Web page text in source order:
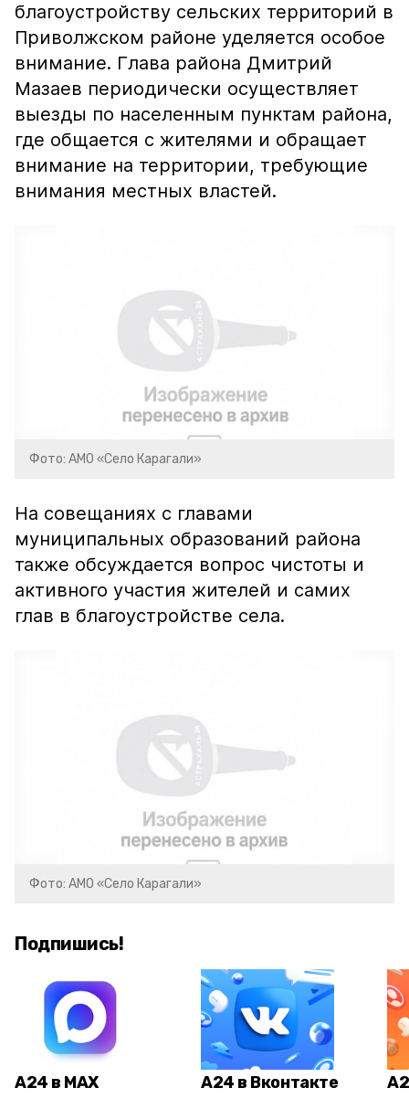
благоустройству сельских территорий в
Приволжском районе уделяется особое
внимание. Глава района Дмитрий
Мазаев периодически осуществляет
выезды по населенным пунктам района,
где общается с жителями и обращает
внимание на территории, требующие
внимания местных властей.
Фото: АМО «Село Карагали»
На совещаниях с главами
муниципальных образований района
также обсуждается вопрос чистоты и
активного участия жителей и самих
глав в благоустройстве села.
Фото: АМО «Село Карагали»
Подпишись!
А24 в MAX А24 в Вконтакте